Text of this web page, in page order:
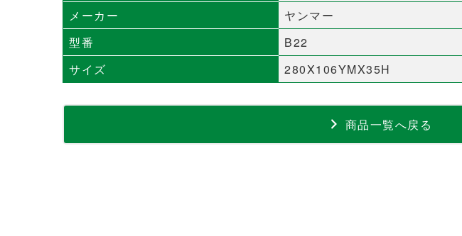
メーカー
ヤンマー
型番
B22
サイズ
280X106YMX35H
商品一覧へ戻る